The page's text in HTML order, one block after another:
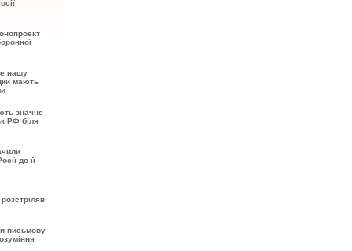
нашу
мають
значне
РФ біля
до її
письмову